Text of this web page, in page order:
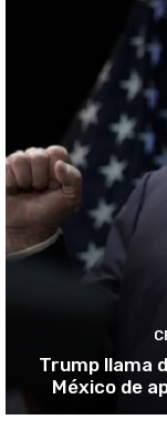
Trump llama
México de